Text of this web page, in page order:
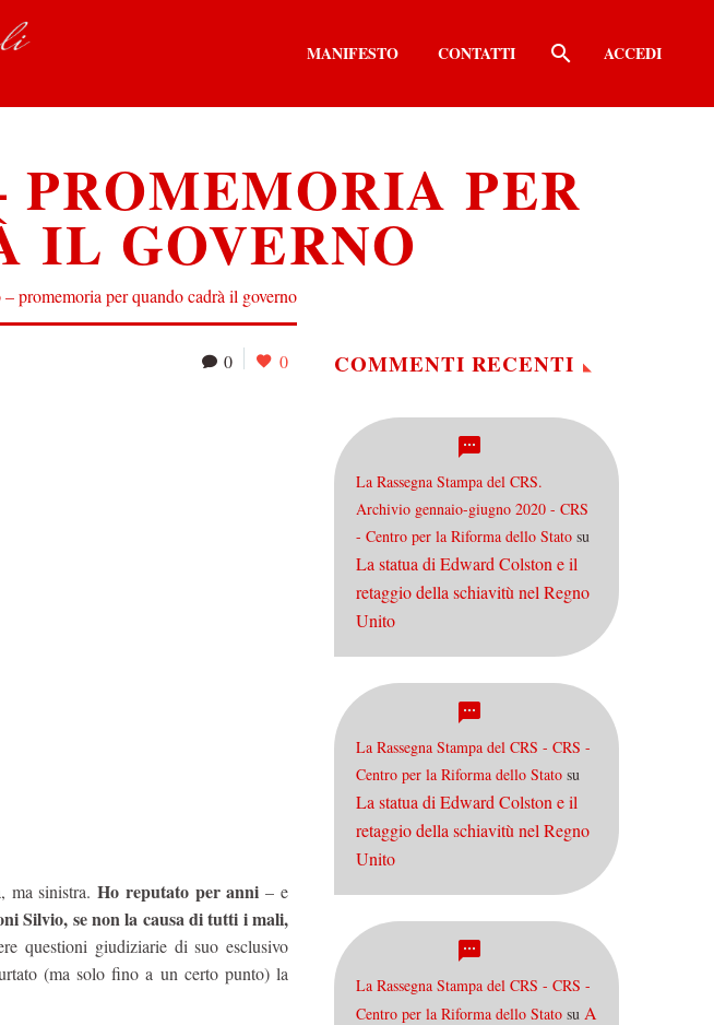
MANIFESTO CONTATTI ACCEDI
PER
IL GOVERNO
promemoria per quando cadrà il governo
0 0
ma sinistra.Ho reputato per anni – e
Silvio, se non la causa di tutti i mali,
questioni giudiziarie di suo esclusivo
(ma solo fino a un certo punto) la
COMMENTI RECENTI
La Rassegna Stampa del CRS.
Archivio gennaio-giugno 2020 - CRS
- Centro per la Riforma dello Stato su
La statua di Edward Colston e il
retaggio della schiavitù nel Regno
Unito
La Rassegna Stampa del CRS - CRS -
Centro per la Riforma dello Stato su
La statua di Edward Colston e il
retaggio della schiavitù nel Regno
Unito
La Rassegna Stampa del CRS - CRS -
Centro per la Riforma dello Stato su A